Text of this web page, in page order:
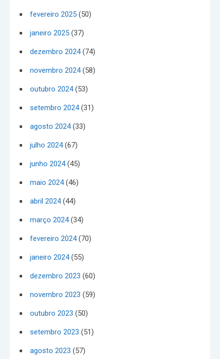
fevereiro 2025 (50)
janeiro 2025 (37)
dezembro 2024(74)
novembro 2024(58)
outubro 2024(53)
setembro 2024(31)
agosto 2024(33)
julho 2024(67)
junho 2024(45)
maio 2024(46)
abril 2024(44)
março 2024(34)
fevereiro 2024(70)
janeiro 2024(55)
dezembro 2023 (60)
novembro 2023 (59)
outubro 2023 (50)
setembro 2023 (51)
agosto 2023 (57)